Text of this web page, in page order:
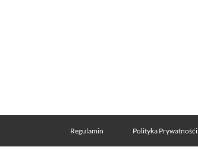
Regulamin Polityka Prywatnośći